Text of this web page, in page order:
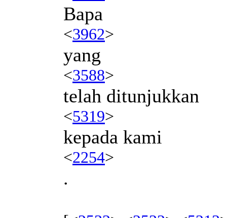
Bapa
<3962>
yang
<3588>
telah ditunjukkan
<5319>
kepada kami
<2254>
.